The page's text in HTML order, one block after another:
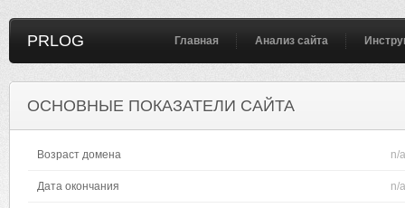
PRLOG Главная Анализ сайта
ОСНОВНЫЕ ПОКАЗАТЕЛИ САЙТА
Возраст домена n/a
Дата окончания n/a